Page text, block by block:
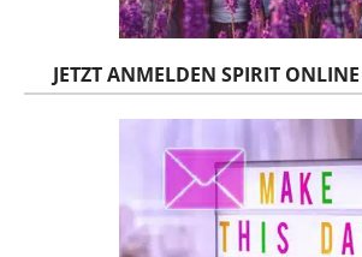
JETZT ANMELDEN SPIRIT